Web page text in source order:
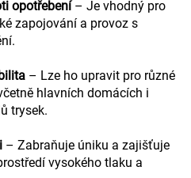
opotřebení – Je vhodný pro
zapojování a provoz s
– Lze ho upravit pro různé
hlavních domácích i
trysek.
– Zabraňuje úniku a zajišťuje
vysokého tlaku a